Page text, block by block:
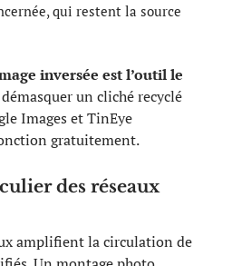
qui restent la source
inversée est l’outil le
un cliché recyclé
Images et TinEye
gratuitement.
des réseaux
amplifient la circulation de